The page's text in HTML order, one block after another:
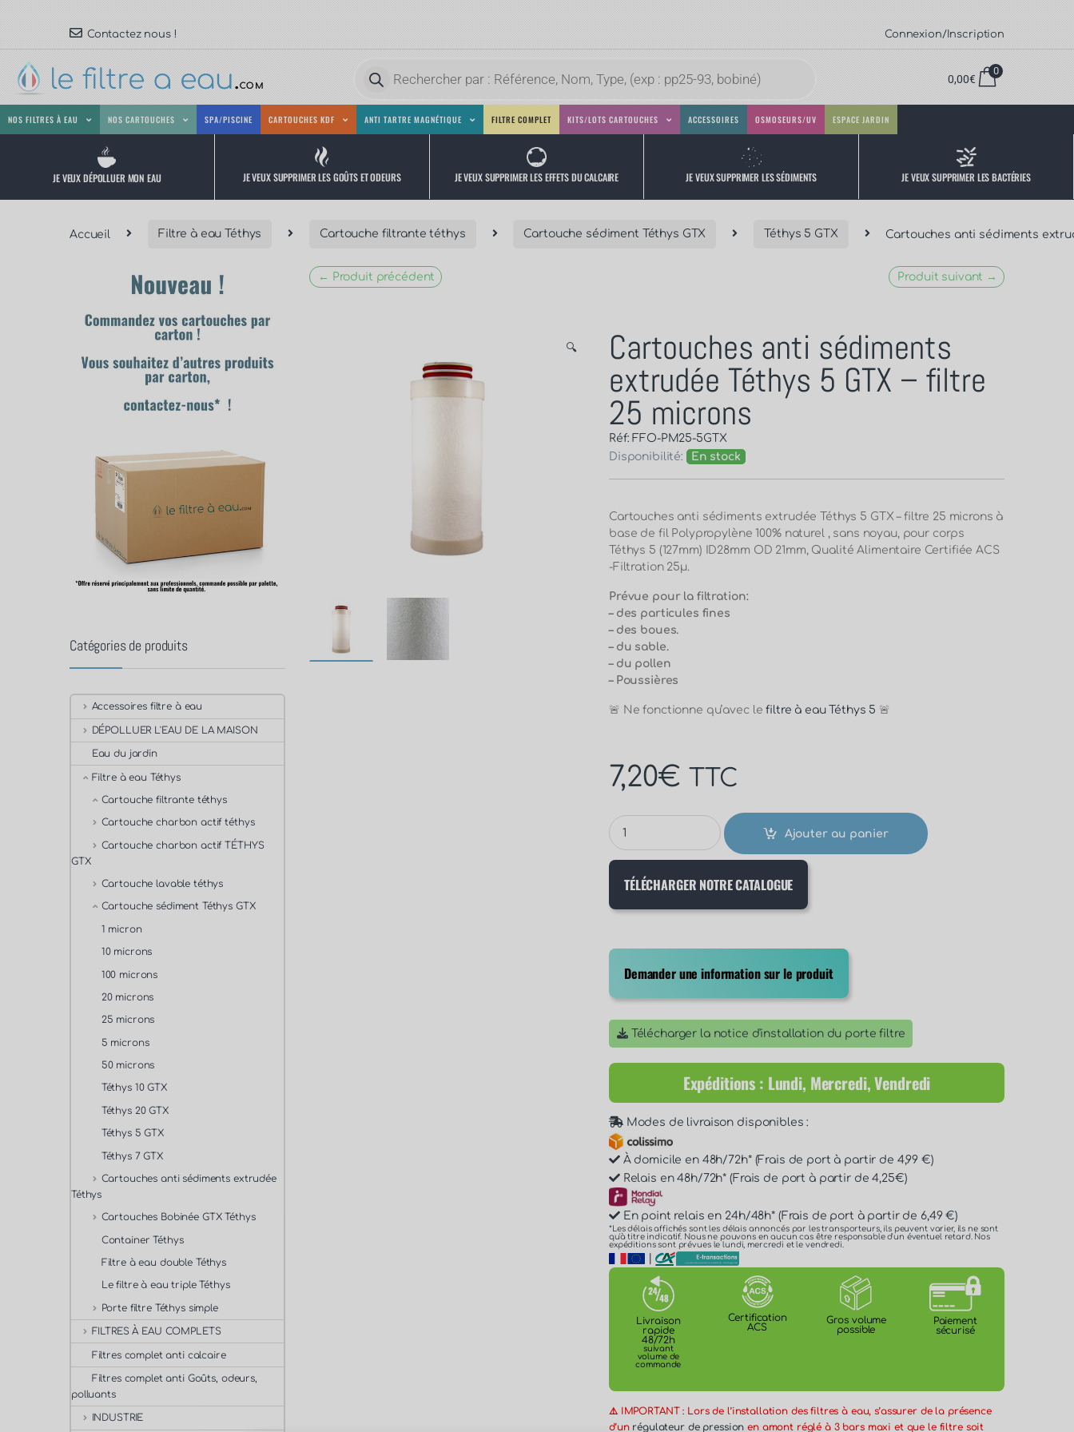
Contactez nous ! Connexion/Inscription
0,00€
0
NOS FILTRES À EAU NOS CARTOUCHES SPA/PISCINE CARTOUCHES KDF ANTI TARTRE MAGNÉTIQUE FILTRE COMPLET KITS/LOTS CARTOUCHES ACCESSOIRES OSMOSEURS/UV ESPACE JARDIN
JE VEUX DÉPOLLUER MON EAU JE VEUX SUPPRIMER LES GOÛTS ET ODEURS JE VEUX SUPPRIMER LES EFFETS DU CALCAIRE JE VEUX SUPPRIMER LES SÉDIMENTS JE VEUX SUPPRIMER LES BACTÉRIES
Accueil Filtre à eau Téthys Cartouche filtrante téthys Cartouche sédiment Téthys GTX Téthys 5 GTX Cartouches anti sédiments
← Produit précédent Produit suivant →
🔍 Cartouches anti sédiments
extrudée Téthys 5 GTX – filtre
25 microns
Réf: FFO-PM25-5GTX
Disponibilité:
En stock
Cartouches anti sédiments extrudée Téthys 5 GTX – filtre 25 microns à
base de fil Polypropylène 100% naturel , sans noyau, pour corps
Téthys 5 (127mm) ID28mm OD 21mm, Qualité Alimentaire Certifiée ACS
-Filtration 25µ.
Prévue pour la filtration:
– des particules fines
– des boues.
– du sable.
– du pollen
– Poussières
🚨 Ne fonctionne qu’avec lefiltre à eau Téthys 5 🚨
7,20€ TTC
Ajouter au panier
TÉLÉCHARGER NOTRE CATALOGUE
Demander une information sur le produit
Télécharger la notice d'installation du porte filtre
Expéditions : Lundi, Mercredi, Vendredi
Modes de livraison disponibles :
À domicile en 48h/72h* (Frais de port à partir de 4,99 €)
Relais en 48h/72h* (Frais de port à partir de 4,25€)
En point relais en 24h/48h* (Frais de port à partir de 6,49 €)
*Les délais affichés sont les délais annoncés par les transporteurs, ils peuvent varier, ils ne sont
qu'à titre indicatif. Nous ne pouvons en aucun cas être responsable d'un éventuel retard. Nos
expéditions sont prévues le lundi, mercredi et le vendredi.
|
Livraison
rapide
48/72h
suivant
volume de
commande
Certification
ACS
Gros volume
possible
Paiement
sécurisé
⚠️ IMPORTANT : Lors de l’installation des filtres à eau, s’assurer de la présence
d’un régulateur de pression en amont réglé à 3 bars maxi et que le filtre soit
Catégories de produits
Accessoires filtre à eau
DÉPOLLUER L'EAU DE LA MAISON
Eau du jardin
Filtre à eau Téthys
Cartouche filtrante téthys
Cartouche charbon actif téthys
Cartouche charbon actif TÉTHYS
GTX
Cartouche lavable téthys
Cartouche sédiment Téthys GTX
1 micron
10 microns
100 microns
20 microns
25 microns
5 microns
50 microns
Téthys 10 GTX
Téthys 20 GTX
Téthys 5 GTX
Téthys 7 GTX
Cartouches anti sédiments extrudée
Téthys
Cartouches Bobinée GTX Téthys
Container Téthys
Filtre à eau double Téthys
Le filtre à eau triple Téthys
Porte filtre Téthys simple
FILTRES À EAU COMPLETS
Filtres complet anti calcaire
Filtres complet anti Goûts, odeurs,
polluants
INDUSTRIE